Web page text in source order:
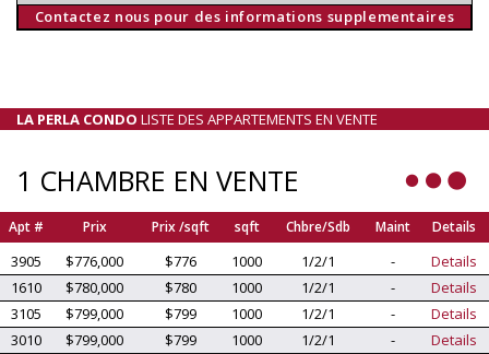
Contactez nous pour des informations supplementaires
LA PERLA CONDO LISTE DES APPARTEMENTS EN VENTE
1 CHAMBRE EN VENTE
Apt # Prix Prix /sqft sqft Chbre/Sdb Maint Details
3905 $776,000 $776 1000 1/2/1 -
Details
1610
$780,000 $780 1000 1/2/1 -
Details
3105
$799,000 $799 1000 1/2/1 -
Details
3010
$799,000 $799 1000 1/2/1 -
Details